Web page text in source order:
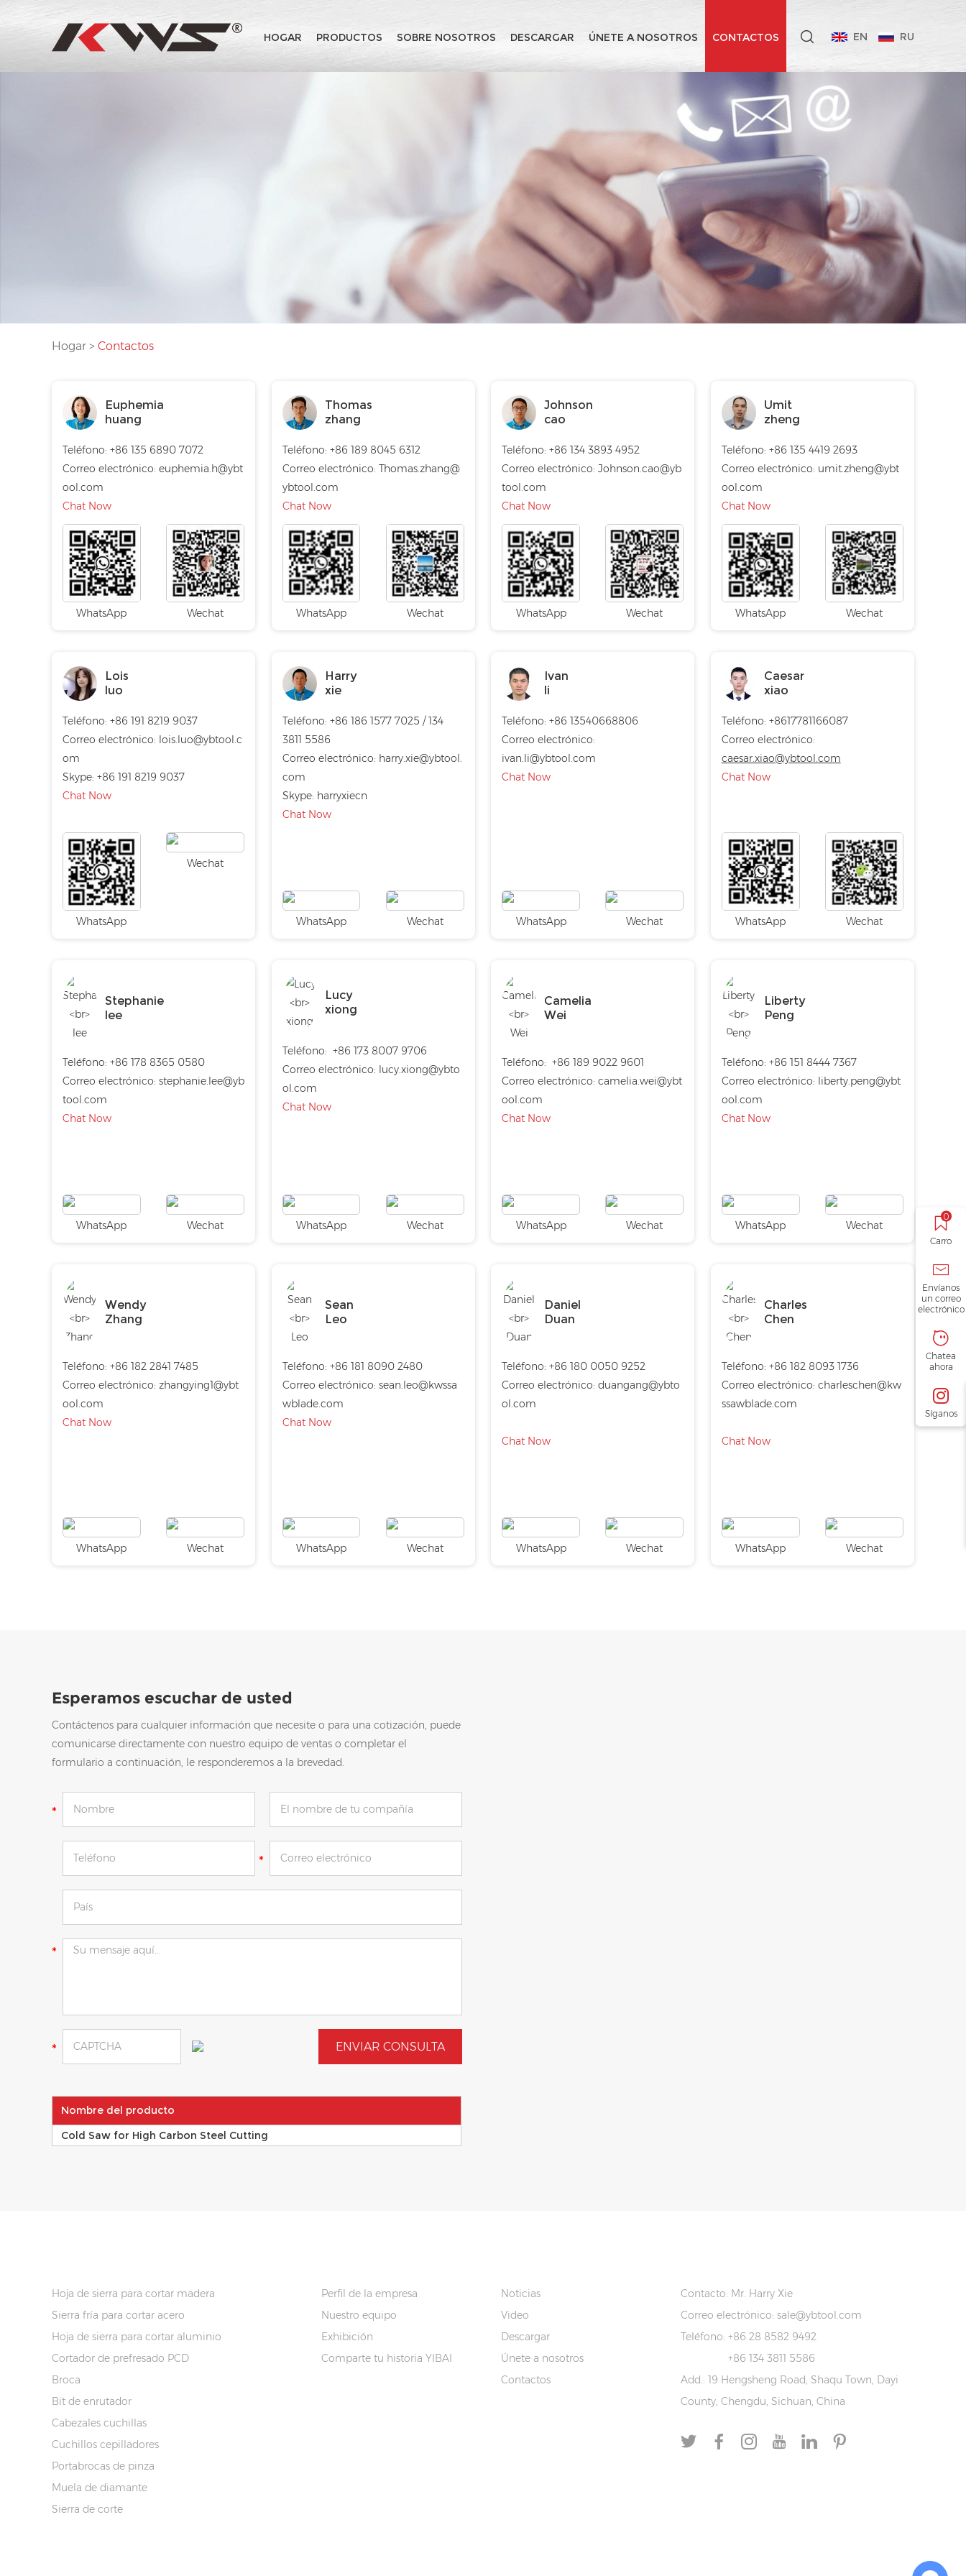
EN RU
HOGAR PRODUCTOS SOBRE NOSOTROS DESCARGAR ÚNETE A NOSOTROS CONTACTOS
Hogar > Contactos
Euphemia
huang
Teléfono: +86 135 6890 7072
Correo electrónico: euphemia.h@ybt
ool.com
Chat Now
WhatsApp Wechat
Thomas
zhang
Teléfono: +86 189 8045 6312
Correo electrónico: Thomas.zhang@
ybtool.com
Chat Now
WhatsApp Wechat
Johnson
cao
Teléfono: +86 134 3893 4952
Correo electrónico:Johnson.cao@yb
tool.com
Chat Now
WhatsApp Wechat
Umit
zheng
Teléfono: +86 135 4419 2693
Correo electrónico: umit.zheng@ybt
ool.com
Chat Now
WhatsApp Wechat
Lois
luo
Teléfono: +86 191 8219 9037
Correo electrónico: lois.luo@ybtool.c
om
Skype: +86 191 8219 9037
Chat Now
WhatsApp
Wechat
Harry
xie
Teléfono: +86 186 1577 7025 / 134
3811 5586
Correo electrónico: harry.xie@ybtool.
com
Skype: harryxiecn
Chat Now
WhatsApp Wechat
Ivan
li
Teléfono: +86 13540668806
Correo electrónico:
ivan.li@ybtool.com
Chat Now
WhatsApp Wechat
Caesar
xiao
Teléfono: +8617781166087
Correo electrónico:
caesar.xiao@ybtool.com
Chat Now
WhatsApp Wechat
Stephanie
lee
Teléfono: +86 178 8365 0580
Correo electrónico: stephanie.lee@yb
tool.com
Chat Now
WhatsApp Wechat
Lucy
xiong
Teléfono: +86 173 8007 9706
Correo electrónico: lucy.xiong@ybto
ol.com
Chat Now
WhatsApp Wechat
Camelia
Wei
Teléfono: +86 189 9022 9601
Correo electrónico: camelia.wei@ybt
ool.com
Chat Now
WhatsApp Wechat
Liberty
Peng
Teléfono: +86 151 8444 7367
Correo electrónico: liberty.peng@ybt
ool.com
Chat Now
WhatsApp Wechat
Wendy
Zhang
Teléfono: +86 182 2841 7485
Correo electrónico: zhangying1@ybt
ool.com
Chat Now
WhatsApp Wechat
Sean
Leo
Teléfono: +86 181 8090 2480
Correo electrónico: sean.leo@kwssa
wblade.com
Chat Now
WhatsApp Wechat
Daniel
Duan
Teléfono: +86 180 0050 9252
Correo electrónico: duangang@ybto
ol.com
Chat Now
WhatsApp Wechat
Charles
Chen
Teléfono: +86 182 8093 1736
Correo electrónico: charleschen@kw
ssawblade.com
Chat Now
WhatsApp Wechat
Esperamos escuchar de usted
Contáctenos para cualquier información que necesite o para una cotización, puede
comunicarse directamente con nuestro equipo de ventas o completar el
formulario a continuación, le responderemos a la brevedad.
Nombre del producto
Cold Saw for High Carbon Steel Cutting
Hoja de sierra para cortar madera
Sierra fría para cortar acero
Hoja de sierra para cortar aluminio
Cortador de prefresado PCD
Broca
Bit de enrutador
Cabezales cuchillas
Cuchillos cepilladores
Portabrocas de pinza
Muela de diamante
Sierra de corte
Perfil de la empresa
Nuestro equipo
Exhibición
Comparte tu historia YIBAI
Noticias
Video
Descargar
Únete a nosotros
Contactos
Contacto: Mr. Harry Xie
Correo electrónico: sale@ybtool.com
Teléfono: +86 28 8582 9492
+86 134 3811 5586
Add.: 19 Hengsheng Road, Shaqu Town, Dayi
County, Chengdu, Sichuan, China
0
Carro
Envíanos
un correo
electrónico
Chatea
ahora
Síganos